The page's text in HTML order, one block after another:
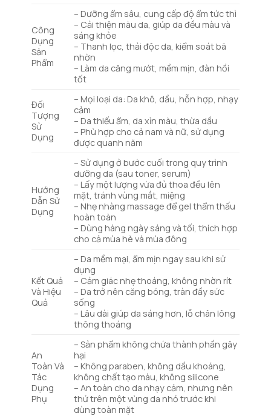
Công
Dụng
Sản
Phẩm
– Dưỡng ẩm sâu, cung cấp độ ẩm tức thì
– Cải thiện màu da, giúp da đều màu và
sáng khỏe
– Thanh lọc, thải độc da, kiểm soát bã
nhờn
– Làm da căng mướt, mềm mịn, đàn hồi
tốt
Đối
Tượng
Sử
Dụng
– Mọi loại da: Da khô, dầu, hỗn hợp, nhạy
cảm
– Da thiếu ẩm, da xỉn màu, thừa dầu
– Phù hợp cho cả nam và nữ, sử dụng
được quanh năm
Hướng
Dẫn Sử
Dụng
– Sử dụng ở bước cuối trong quy trình
dưỡng da (sau toner, serum)
– Lấy một lượng vừa đủ thoa đều lên
mặt, tránh vùng mắt, miệng
– Nhẹ nhàng massage để gel thẩm thấu
hoàn toàn
– Dùng hàng ngày sáng và tối, thích hợp
cho cả mùa hè và mùa đông
Kết Quả
Và Hiệu
Quả
– Da mềm mại, ẩm mịn ngay sau khi sử
dụng
– Cảm giác nhẹ thoáng, không nhờn rít
– Da trở nên căng bóng, tràn đầy sức
sống
– Lâu dài giúp da sáng hơn, lỗ chân lông
thông thoáng
An
Toàn Và
Tác
Dụng
Phụ
– Sản phẩm không chứa thành phần gây
hại
– Không paraben, không dầu khoáng,
không chất tạo màu, không silicone
– An toàn cho da nhạy cảm, nhưng nên
thử trên một vùng da nhỏ trước khi
dùng toàn mặt